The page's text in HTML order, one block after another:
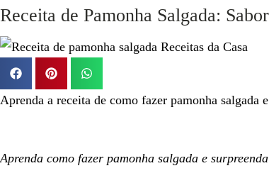
Receita de Pamonha Salgada:
Aprenda a receita de como fazer pamonha salgada
Aprenda como fazer pamonha salgada e